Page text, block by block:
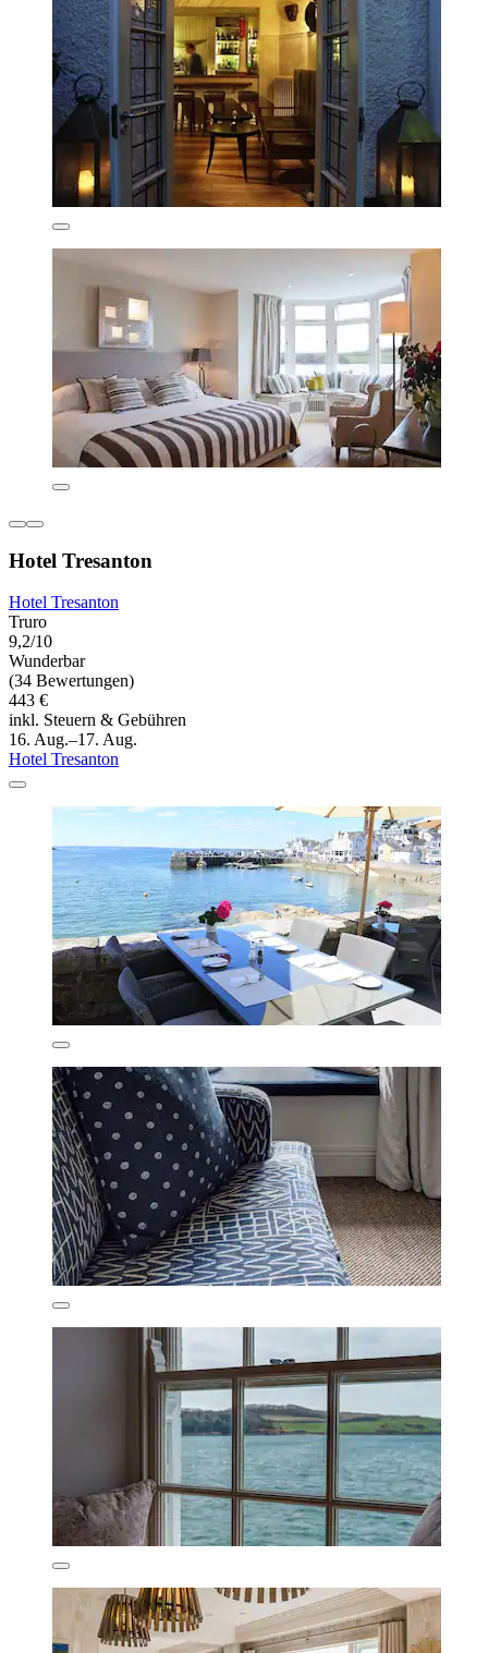
Hotel Tresanton
Hotel Tresanton
Truro
9,2/10
Wunderbar
(34 Bewertungen)
443 €
inkl. Steuern & Gebühren
16. Aug.–17. Aug.
Hotel Tresanton